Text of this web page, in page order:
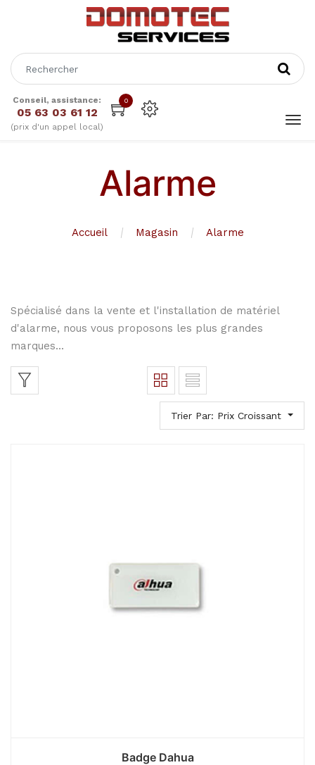
Conseil, assistance:
05 63 03 61 12
(prix d'un appel local)
0
Alarme
Accueil Magasin Alarme
Spécialisé dans la vente et l'installation de matériel
d'alarme, nous vous proposons les plus grandes
marques...
Trier Par: Prix Croissant
Badge Dahua